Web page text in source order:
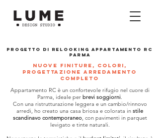
PROGETTO DI RELOOKING APPARTAMENTO RC
PARMA
nuove finiture, colori,
PROGETTAZIONE arredamento
completo
Appartamento RC è un confortevole rifugio nel cuore di
Parma, ideale per brevi soggiorni.
Con una ristrutturazione leggera e un cambio/rinnovo
arredi, ho creato una casa briosa e colorata in stile
scandinavo contemporaneo, con pavimenti in parquet
levigato e tinte naturali.